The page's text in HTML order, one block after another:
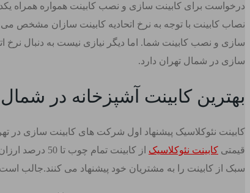
درخواست برای کابینت سازی و نصب کابینت همواره همراه
نصاب کابینت با توجه به نرخ اتحادیه کابینت سازان مشخص
سازی و نصب کابینت شما. اما دیگر نیازی نیست به دنبال نرخ
سازی در شمال تهران دارد.
بهترین کابینت آشپزخانه در
کابینت نئوکلاسیک پیشنهاد اول شرکت های کابینت سازی در
قیمتی کابینت نئوکلاسیک
از کابینت
سبک از کابینت را به مشتریان خود پیشنهاد می کنند.جالب